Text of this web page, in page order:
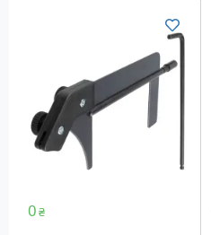
Розміри: 1035 x 695 x 863
0₴